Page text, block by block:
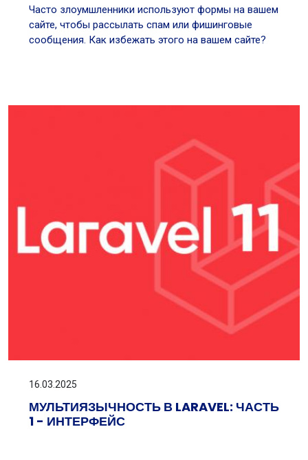
Часто злоумшленники используют формы на вашем
сайте, чтобы рассылать спам или фишинговые
сообщения. Как избежать этого на вашем сайте?
16.03.2025
МУЛЬТИЯЗЫЧНОСТЬ В LARAVEL: ЧАСТЬ
1 - ИНТЕРФЕЙС